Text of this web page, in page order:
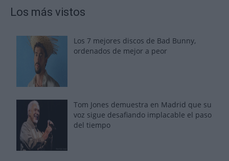
Los más vistos
Los 7 mejores discos de Bad Bunny,
ordenados de mejor a peor
Tom Jones demuestra en Madrid que su
voz sigue desafiando implacable el paso
del tiempo